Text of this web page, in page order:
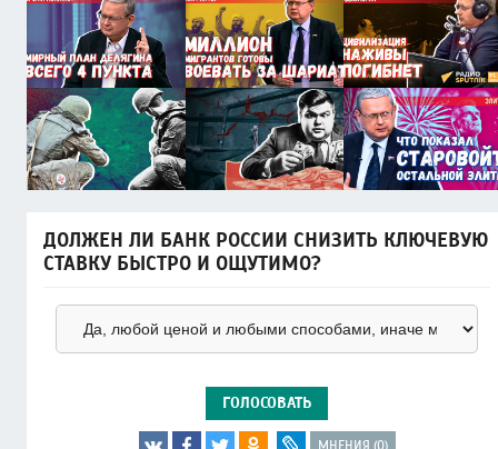
ДОЛЖЕН ЛИ БАНК РОССИИ СНИЗИТЬ КЛЮЧЕВУЮ
СТАВКУ БЫСТРО И ОЩУТИМО?
ГОЛОСОВАТЬ
МНЕНИЯ (0)